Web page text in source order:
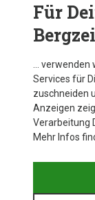
Für
…
Services für
zuschneiden
Anzeigen
Verarbeitung
Mehr Infos